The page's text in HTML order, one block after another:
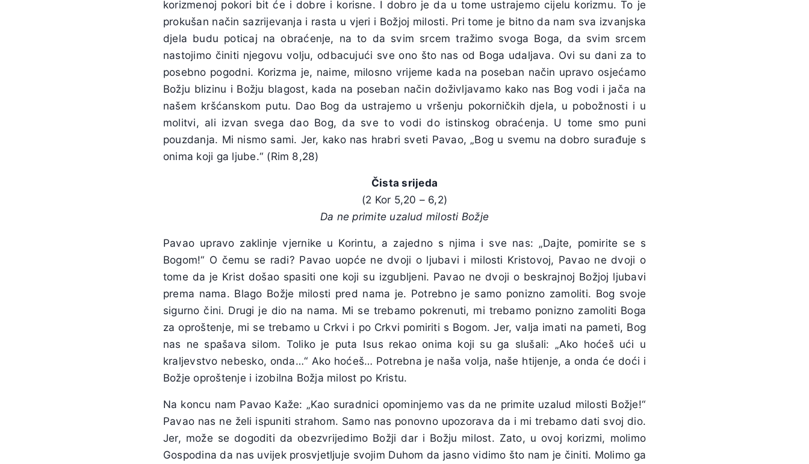
korizmenoj pokori bit će i dobre i korisne. I dobro je da u tome ustrajemo cijelu korizmu. To je
prokušan način sazrijevanja i rasta u vjeri i Božjoj milosti. Pri tome je bitno da nam sva izvanjska
djela budu poticaj na obraćenje, na to da svim srcem tražimo svoga Boga, da svim srcem
nastojimo činiti njegovu volju, odbacujući sve ono što nas od Boga udaljava. Ovi su dani za to
posebno pogodni. Korizma je, naime, milosno vrijeme kada na poseban način upravo osjećamo
Božju blizinu i Božju blagost, kada na poseban način doživljavamo kako nas Bog vodi i jača na
našem kršćanskom putu. Dao Bog da ustrajemo u vršenju pokorničkih djela, u pobožnosti i u
molitvi, ali izvan svega dao Bog, da sve to vodi do istinskog obraćenja. U tome smo puni
pouzdanja. Mi nismo sami. Jer, kako nas hrabri sveti Pavao, „Bog u svemu na dobro surađuje s
onima koji ga ljube.“ (Rim 8,28)
Čista srijeda
(2 Kor 5,20 – 6,2)
Da ne primite uzalud milosti Božje
Pavao upravo zaklinje vjernike u Korintu, a zajedno s njima i sve nas: „Dajte, pomirite se s
Bogom!“ O čemu se radi? Pavao uopće ne dvoji o ljubavi i milosti Kristovoj, Pavao ne dvoji o
tome da je Krist došao spasiti one koji su izgubljeni. Pavao ne dvoji o beskrajnoj Božjoj ljubavi
prema nama. Blago Božje milosti pred nama je. Potrebno je samo ponizno zamoliti. Bog svoje
sigurno čini. Drugi je dio na nama. Mi se trebamo pokrenuti, mi trebamo ponizno zamoliti Boga
za oproštenje, mi se trebamo u Crkvi i po Crkvi pomiriti s Bogom. Jer, valja imati na pameti, Bog
nas ne spašava silom. Toliko je puta Isus rekao onima koji su ga slušali: „Ako hoćeš ući u
kraljevstvo nebesko, onda…“ Ako hoćeš… Potrebna je naša volja, naše htijenje, a onda će doći i
Božje oproštenje i izobilna Božja milost po Kristu.
Na koncu nam Pavao Kaže: „Kao suradnici opominjemo vas da ne primite uzalud milosti Božje!“
Pavao nas ne želi ispuniti strahom. Samo nas ponovno upozorava da i mi trebamo dati svoj dio.
Jer, može se dogoditi da obezvrijedimo Božji dar i Božju milost. Zato, u ovoj korizmi, molimo
Gospodina da nas uvijek prosvjetljuje svojim Duhom da jasno vidimo što nam je činiti. Molimo ga